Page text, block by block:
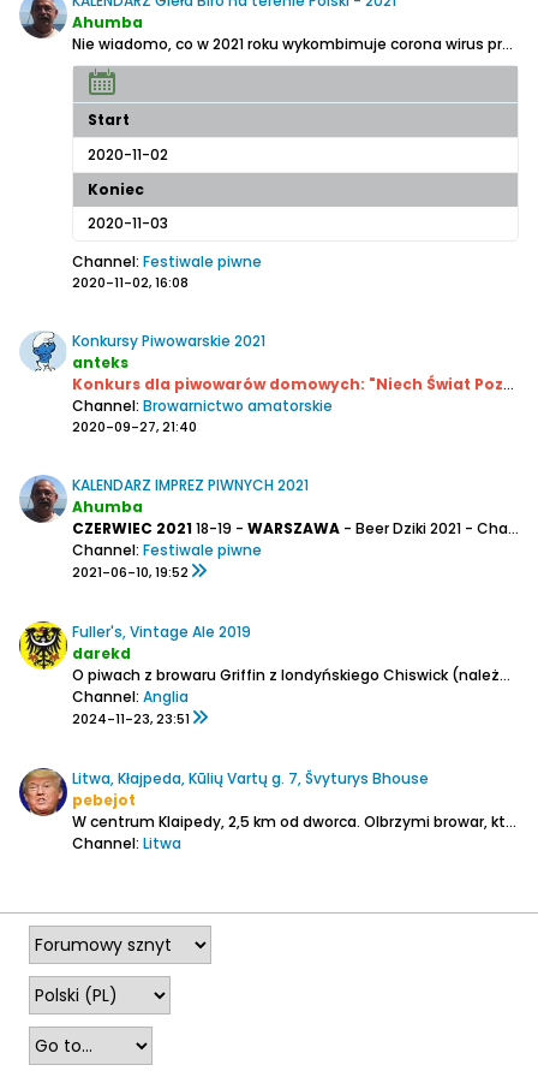
Ahumba
Nie wiadomo, co w 2021 roku wykombimuje corona wirus przy poparciu polityków, a więc nie wiadomo, czy ten temat ma sens, ale ..........
Start
2020-11-02
Koniec
2020-11-03
Channel: Festiwale piwne
2020-11-02, 16:08
Konkursy Piwowarskie 2021
anteks
Konkurs dla piwowarów domowych: "Niech Świat Pozna Twoje Piwo"03-06.03.21
Channel: Browarnictwo amatorskie
2020-09-27, 21:40
KALENDARZ IMPREZ PIWNYCH 2021
Ahumba
CZERWIEC 202118-19 - WARSZAWA - Beer Dziki 2021 - Chata Trapera
Channel: Festiwale piwne
2021-06-10, 19:52
Fuller's, Vintage Ale 2019
darekd
O piwach z browaru Griffin z londyńskiego Chiswick (należącego do Asahi) z tej serii była dawno temu już mowa:
Channel: Anglia
2024-11-23, 23:51
Litwa, Kłajpeda, Kūlių Vartų g. 7, Švyturys Bhouse
pebejot
W centrum Klaipedy, 2,5 km od dworca. Olbrzymi browar, który opanował kawał litewskiego rynku znajduje się w centrum nadmorskiej Kłajpedy w odległości 2,5 km od dworca kolejowego.
Channel: Litwa